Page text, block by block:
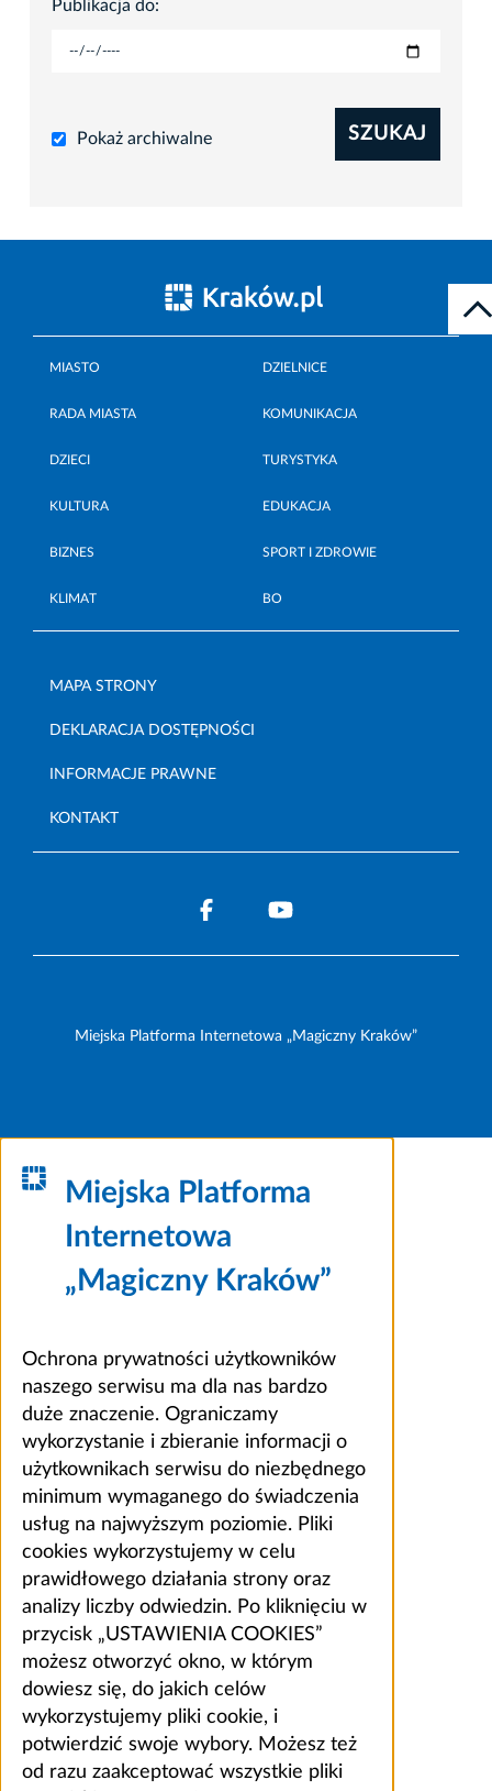
Publikacja do:
Pokaż archiwalne SZUKAJ
MIASTO DZIELNICE
RADA MIASTA KOMUNIKACJA
DZIECI TURYSTYKA
KULTURA EDUKACJA
BIZNES SPORT I ZDROWIE
KLIMAT BO
MAPA STRONY
DEKLARACJA DOSTĘPNOŚCI
INFORMACJE PRAWNE
KONTAKT
Miejska Platforma Internetowa „Magiczny Kraków”
Miejska Platforma
Internetowa
„Magiczny Kraków”
Ochrona prywatności użytkowników
naszego serwisu ma dla nas bardzo
duże znaczenie. Ograniczamy
wykorzystanie i zbieranie informacji o
użytkownikach serwisu do niezbędnego
minimum wymaganego do świadczenia
usług na najwyższym poziomie. Pliki
cookies wykorzystujemy w celu
prawidłowego działania strony oraz
analizy liczby odwiedzin. Po kliknięciu w
przycisk „USTAWIENIA COOKIES”
możesz otworzyć okno, w którym
dowiesz się, do jakich celów
wykorzystujemy pliki cookie, i
potwierdzić swoje wybory. Możesz też
od razu zaakceptować wszystkie pliki